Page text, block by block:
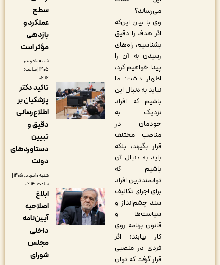
می‌رساند؟
وی با بیان این‌که
اگر هدف را دقیق
بشناسیم، راه‌های
رسیدن به آن را
پیدا خواهیم کرد،
اظهار داشت: ما
نباید به دنبال این
باشیم که افراد
نزدیک به
خودمان در
مناصب مختلف
قرار بگیرند، بلکه
باید به دنبال آن
باشیم که
توانمندترین افراد
برای اجرای تکالیف
سند چشم‌انداز و
سیاست‌ها و
قانون برنامه روی
کار بیایند؛ اگر
فردی در منصبی
قرار گرفت که توان
عملکرد و
بازدهی
مؤثر است
شنبه ۱۰ مرداد,
۱۴۰۵ | ساعت:
تاکید دکتر
پزشکیان بر
اطلاع‌رسانی
دستاوردهای
شنبه ۱۰ مرداد, ۱۴۰۵ |
ابلاغ
اصلاحیه
آیین‌نامه